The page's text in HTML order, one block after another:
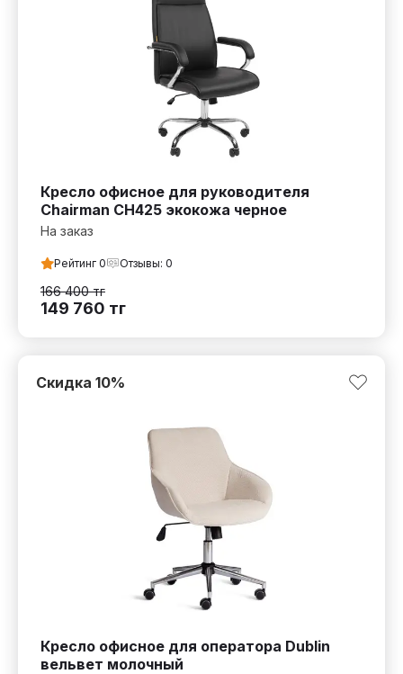
Кресло офисное для руководителя
Chairman CH425 экокожа черное
На заказ
Рейтинг 0 Отзывы: 0
166 400тг
149 760 тг
Кресло офисное для оператора Dublin
вельвет молочный
Скидка 10%